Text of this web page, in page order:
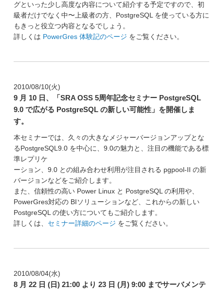
グといった少し高度な内容について紹介する予定ですので、初
級者だけでなく中〜上級者の方、PostgreSQL を使っている方に
もきっと役立つ内容となるでしょう。
詳しくは PowerGres 体験記のページ をご覧ください。
2010/08/10(火)
9 月 10 日、「SRA OSS 5周年記念セミナー PostgreSQL
9.0 で広がる PostgreSQL の新しい可能性」を開催しま
す。
本セミナーでは、久々の大きなメジャーバージョンアップとな
るPostgreSQL9.0 を中心に、9.0の魅力と、注目の機能である標
準レプリケ
ーション、9.0 との組み合わせ利用が注目される pgpool-II の新
バージョンなどをご紹介します。
また、信頼性の高い Power Linux と PostgreSQL の利用や、
PowerGres対応の BIソリューションなど、これからの新しい
PostgreSQL の使い方についてもご紹介します。
詳しくは、 セミナー詳細のページ をご覧ください。
2010/08/04(水)
8 月 22 日 (日) 21:00 より 23 日 (月) 9:00 までサーバメンテ